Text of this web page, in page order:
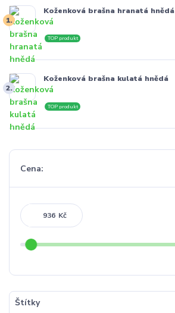
1.
Koženková brašna hranatá hnědá
TOP produkt
2.
Koženková brašna kulatá hnědá
TOP produkt
Cena:
Kč
Štítky